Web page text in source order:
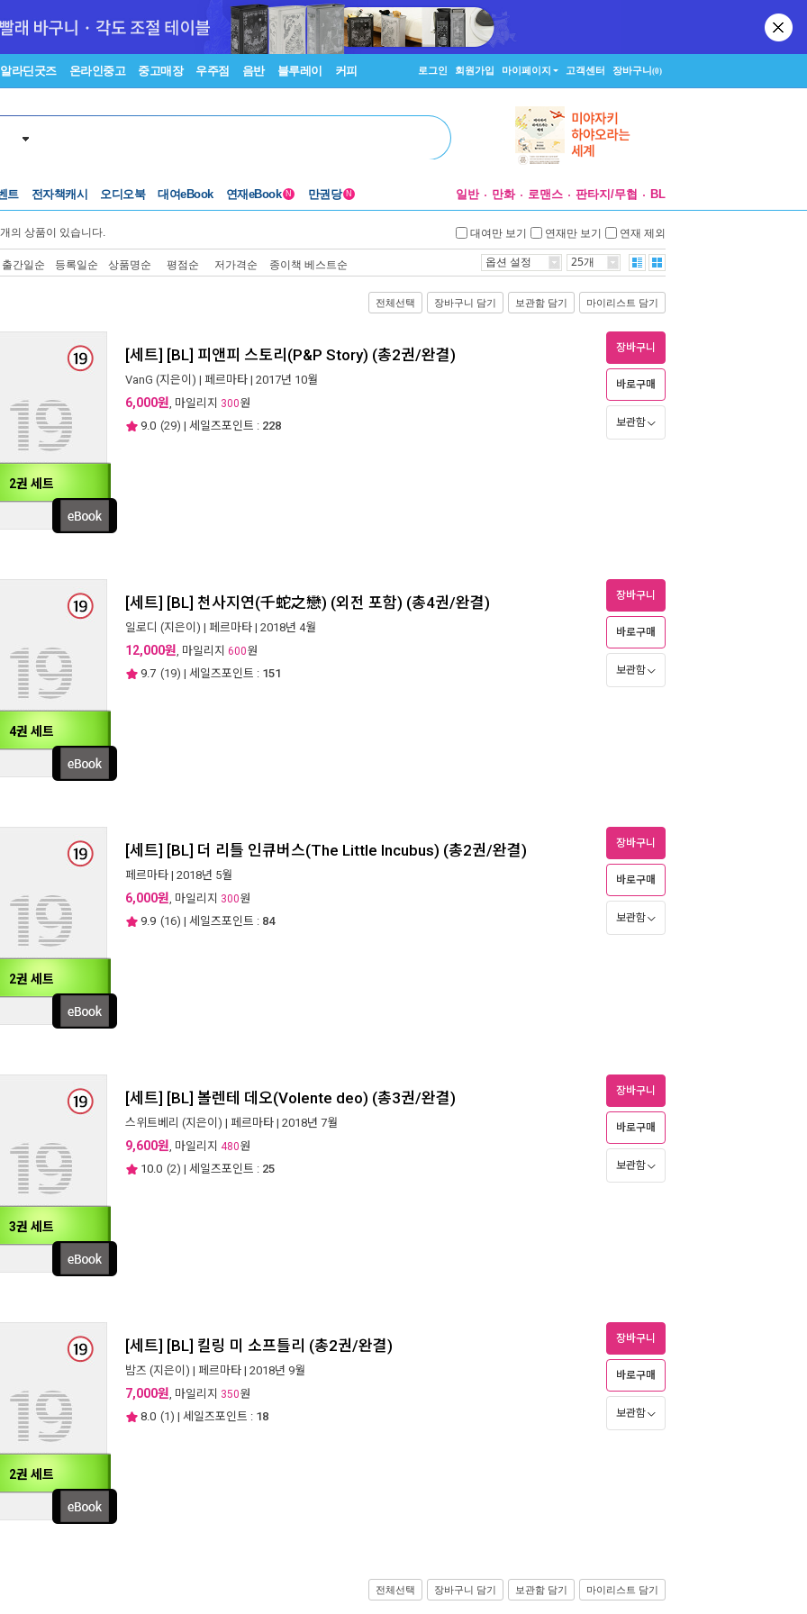
알라딘굿즈 온라인중고 중고매장 우주점 음반 블루레이 커피 로그인 회원가입 마이페이지 고객센터 장바구니(0)
트 전자책캐시 오디오북 대여eBook 연재eBook N 만권당 N 일반 만화 로맨스 판타지/무협 BL
개의 상품이 있습니다. 대여만 보기 연재만 보기 연재 제외
출간일순 등록일순 상품명순 평점순 저가격순 종이책 베스트순 옵션 설정 25개
전체선택 장바구니 담기 보관함 담기 마이리스트 담기
2권 세트
[세트] [BL] 피앤피 스토리(P&P Story) (총2권/완결)
VanG (지은이) | 페르마타 | 2017년 10월
6,000원, 마일리지 300원
9.0 (29) | 세일즈포인트 : 228
장바구니
바로구매
보관함
4권 세트
[세트] [BL] 천사지연(千蛇之戀) (외전 포함) (총4권/완결)
일로디 (지은이) | 페르마타 | 2018년 4월
12,000원, 마일리지 600원
9.7 (19) | 세일즈포인트 : 151
장바구니
바로구매
보관함
2권 세트
[세트] [BL] 더 리틀 인큐버스(The Little Incubus) (총2권/완결)
페르마타 | 2018년 5월
6,000원, 마일리지 300원
9.9 (16) | 세일즈포인트 : 84
장바구니
바로구매
보관함
3권 세트
[세트] [BL] 볼렌테 데오(Volente deo) (총3권/완결)
스위트베리 (지은이) | 페르마타 | 2018년 7월
9,600원, 마일리지 480원
10.0 (2) | 세일즈포인트 : 25
장바구니
바로구매
보관함
2권 세트
[세트] [BL] 킬링 미 소프틀리 (총2권/완결)
밤즈 (지은이) | 페르마타 | 2018년 9월
7,000원, 마일리지 350원
8.0 (1) | 세일즈포인트 : 18
장바구니
바로구매
보관함
전체선택 장바구니 담기 보관함 담기 마이리스트 담기